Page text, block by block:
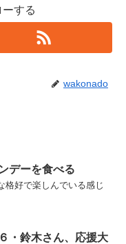
する
wakonado
デーを食べる
格好で楽しんでいる感じ
・鈴木さん、応援大